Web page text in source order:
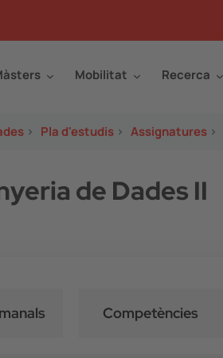
Mobilitat Recerca
> Pla d'estudis > Assignatures >
de Dades II
Competències